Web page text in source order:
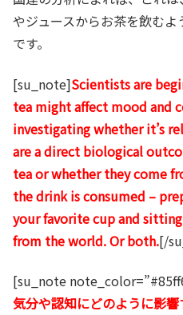
やジュースからお茶を飲む
です。
[su_note]Scientists are
tea might affect mood and
investigating whether it’s
are a direct biological
tea or whether they come
the drink is consumed –
your favorite cup and
from the world. Or both.[/
[su_note
気分や認知にどのように影響